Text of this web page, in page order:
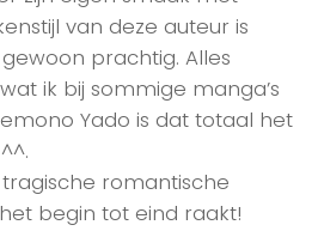
van deze auteur is
prachtig. Alles
ik bij sommige manga’s
Yado is dat totaal het
romantische
begin tot eind raakt!